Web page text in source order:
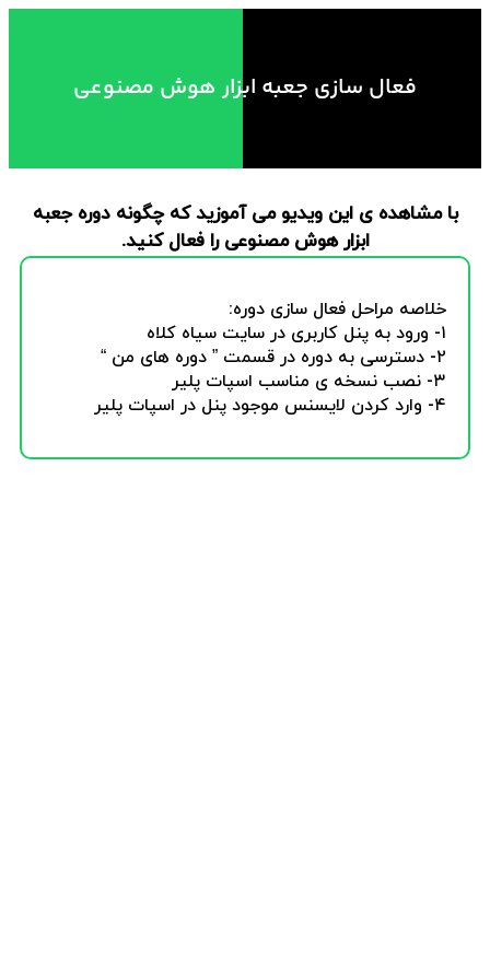
فعال سازی جعبه ابزار هوش مصنوعی
با مشاهده ی این ویدیو می آموزید که چگونه دوره جعبه
ابزار هوش مصنوعی را فعال کنید.
خلاصه مراحل فعال سازی دوره:
۱- ورود به پنل کاربری در سایت سیاه کلاه
۲- دسترسی به دوره در قسمت ” دوره های من “
۳- نصب نسخه ی مناسب اسپات پلیر
۴- وارد کردن لایسنس موجود پنل در اسپات پلیر